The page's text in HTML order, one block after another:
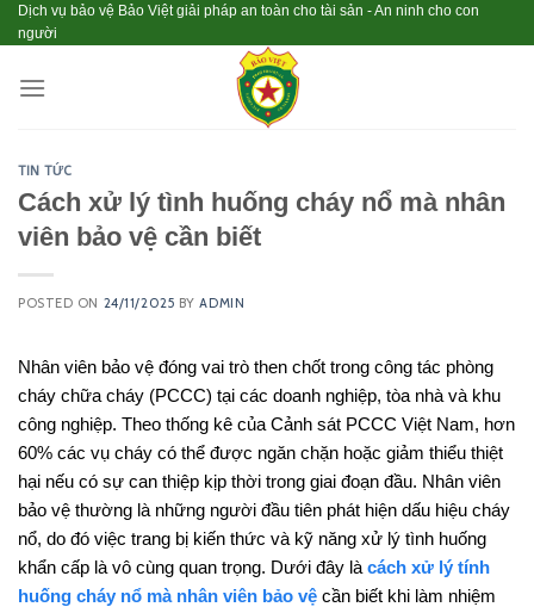
Skip
to
Dịch vụ bảo vệ Bảo Việt giải pháp an toàn cho tài sản - An ninh cho con
người
TIN TỨC
Cách xử lý tình huống cháy nổ mà nhân
viên bảo vệ cần biết
POSTED ON 24/11/2025 BYADMIN
Nhân viên bảo vệ đóng vai trò then chốt trong công tác phòng
cháy chữa cháy (PCCC) tại các doanh nghiệp, tòa nhà và khu
công nghiệp. Theo thống kê của Cảnh sát PCCC Việt Nam, hơn
60% các vụ cháy có thể được ngăn chặn hoặc giảm thiểu thiệt
hại nếu có sự can thiệp kịp thời trong giai đoạn đầu. Nhân viên
bảo vệ thường là những người đầu tiên phát hiện dấu hiệu cháy
nổ, do đó việc trang bị kiến thức và kỹ năng xử lý tình huống
khẩn cấp là vô cùng quan trọng. Dưới đây là cách xử lý tính
huống cháy nổ mà nhân viên bảo vệ cần biết khi làm nhiệm